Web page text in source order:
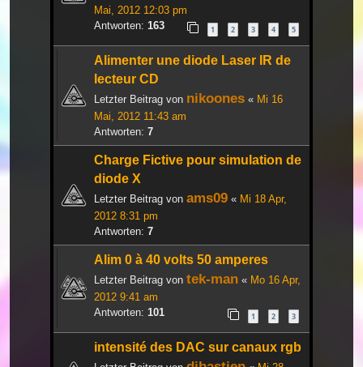
Mai, 2012 12:03 pm
Antworten: 163 1 2 3 4 5
Alimenter une diode Laser IR de
lecteur CD
Letzter Beitrag von nikoones « Mi 16
Mai, 2012 11:43 am
Antworten: 7
Charge Fictive pour simulation de
diode X
Letzter Beitrag von ams09 « Mi 18 Apr,
2012 8:31 pm
Antworten: 7
Alim 0 à 40 volts 50 amperes
Letzter Beitrag von tek-man « Mo 16 Apr,
2012 9:41 am
Antworten: 101 1 2 3
intensité des DAC sur canaux rgb